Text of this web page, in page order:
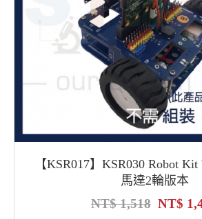
【KSR017】KSR030 Robot
馬達2輪版本
1,518